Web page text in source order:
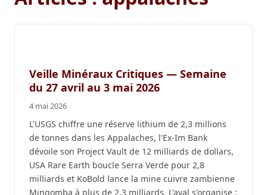
Veille Minéraux Critiques — Semaine
du 27 avril au 3 mai 2026
4 mai 2026
L'USGS chiffre une réserve lithium de 2,3 millions
de tonnes dans les Appalaches, l'Ex-Im Bank
dévoile son Project Vault de 12 milliards de dollars,
USA Rare Earth boucle Serra Verde pour 2,8
milliards et KoBold lance la mine cuivre zambienne
Mingomba à plus de 2,3 milliards. L'aval s'organise :